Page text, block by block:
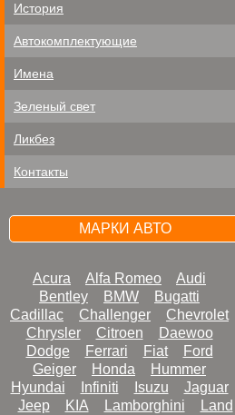
История
Автокомплектующие
Имена
Зеленый свет
Ликбез
Контакты
МАРКИ АВТО
Acura Alfa Romeo
Audi
Bentley
BMW
Bugatti
Cadillac
Challenger
Chevrolet
Chrysler
Citroen
Daewoo
Dodge
Ferrari Fiat
Ford
Geiger
Honda
Hummer
Hyundai
Infiniti Isuzu
Jaguar
Jeep
KIA Lamborghini
Land